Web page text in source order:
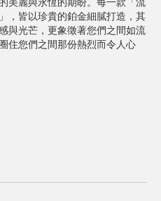
美麗與永恆的期盼。每一款「流
，皆以珍貴的鉑金細膩打造，其
與光芒，更象徵著您們之間如流
住您們之間那份熱烈而令人心